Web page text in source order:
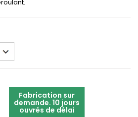
Fabrication sur
demande. 10 jours
ouvrés de délai